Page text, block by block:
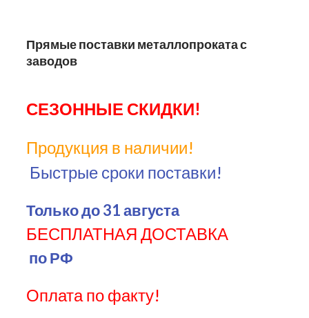
Прямые поставки металлопроката с
заводов
СЕЗОННЫЕ СКИДКИ!
Продукция в наличии!
Быстрые сроки поставки!
Толькодо31августа
БЕСПЛАТНАЯ ДОСТАВКА
поРФ
Оплата по факту!